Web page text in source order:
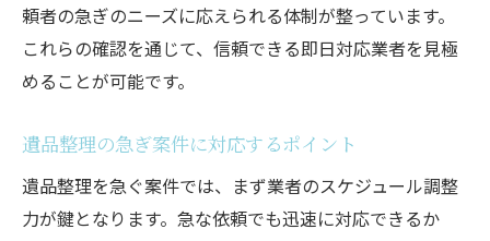
頼者の急ぎのニーズに応えられる体制が整っています。
これらの確認を通じて、信頼できる即日対応業者を見極
めることが可能です。
遺品整理の急ぎ案件に対応するポイント
遺品整理を急ぐ案件では、まず業者のスケジュール調整
力が鍵となります。急な依頼でも迅速に対応できるか